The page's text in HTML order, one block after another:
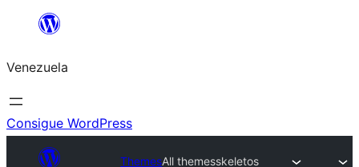
Saltar
contenido
Venezuela
Consigue WordPress
ThemesAll themesskeletos